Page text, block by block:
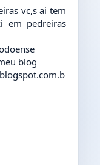
vc,s ai tem
em pedreiras
blog